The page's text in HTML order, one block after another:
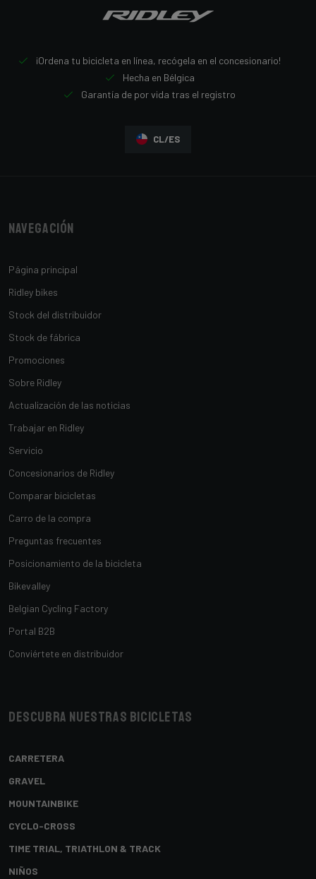
¡Ordena tu bicicleta en línea, recógela en el concesionario!
Hecha en Bélgica
Garantía de por vida tras el registro
CL/ES
Navegación
Página principal
Ridley bikes
Stock del distribuidor
Stock de fábrica
Promociones
Sobre Ridley
Actualización de las noticias
Trabajar en Ridley
Servicio
Concesionarios de Ridley
Comparar bicicletas
Carro de la compra
Preguntas frecuentes
Posicionamiento de la bicicleta
Bikevalley
Belgian Cycling Factory
Portal B2B
Conviértete en distribuidor
Descubra nuestras bicicletas
CARRETERA
GRAVEL
MOUNTAINBIKE
CYCLO-CROSS
TIME TRIAL, TRIATHLON & TRACK
NIÑOS